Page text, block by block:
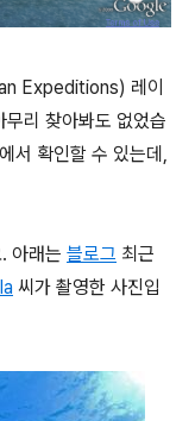
Expeditions) 레이
리 찾아봐도 없었습
서 확인할 수 있는데,
아래는 블로그 최근
씨가 촬영한 사진입